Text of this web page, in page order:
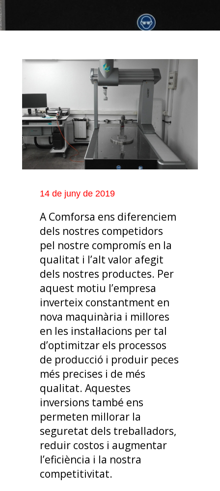
14 de juny de 2019
A Comforsa ens diferenciem
dels nostres competidors
pel nostre compromís en la
qualitat i l’alt valor afegit
dels nostres productes. Per
aquest motiu l’empresa
inverteix constantment en
nova maquinària i millores
en les instal·lacions per tal
d’optimitzar els processos
de producció i produir peces
més precises i de més
qualitat. Aquestes
inversions també ens
permeten millorar la
seguretat dels treballadors,
reduir costos i augmentar
l’eficiència i la nostra
competitivitat.